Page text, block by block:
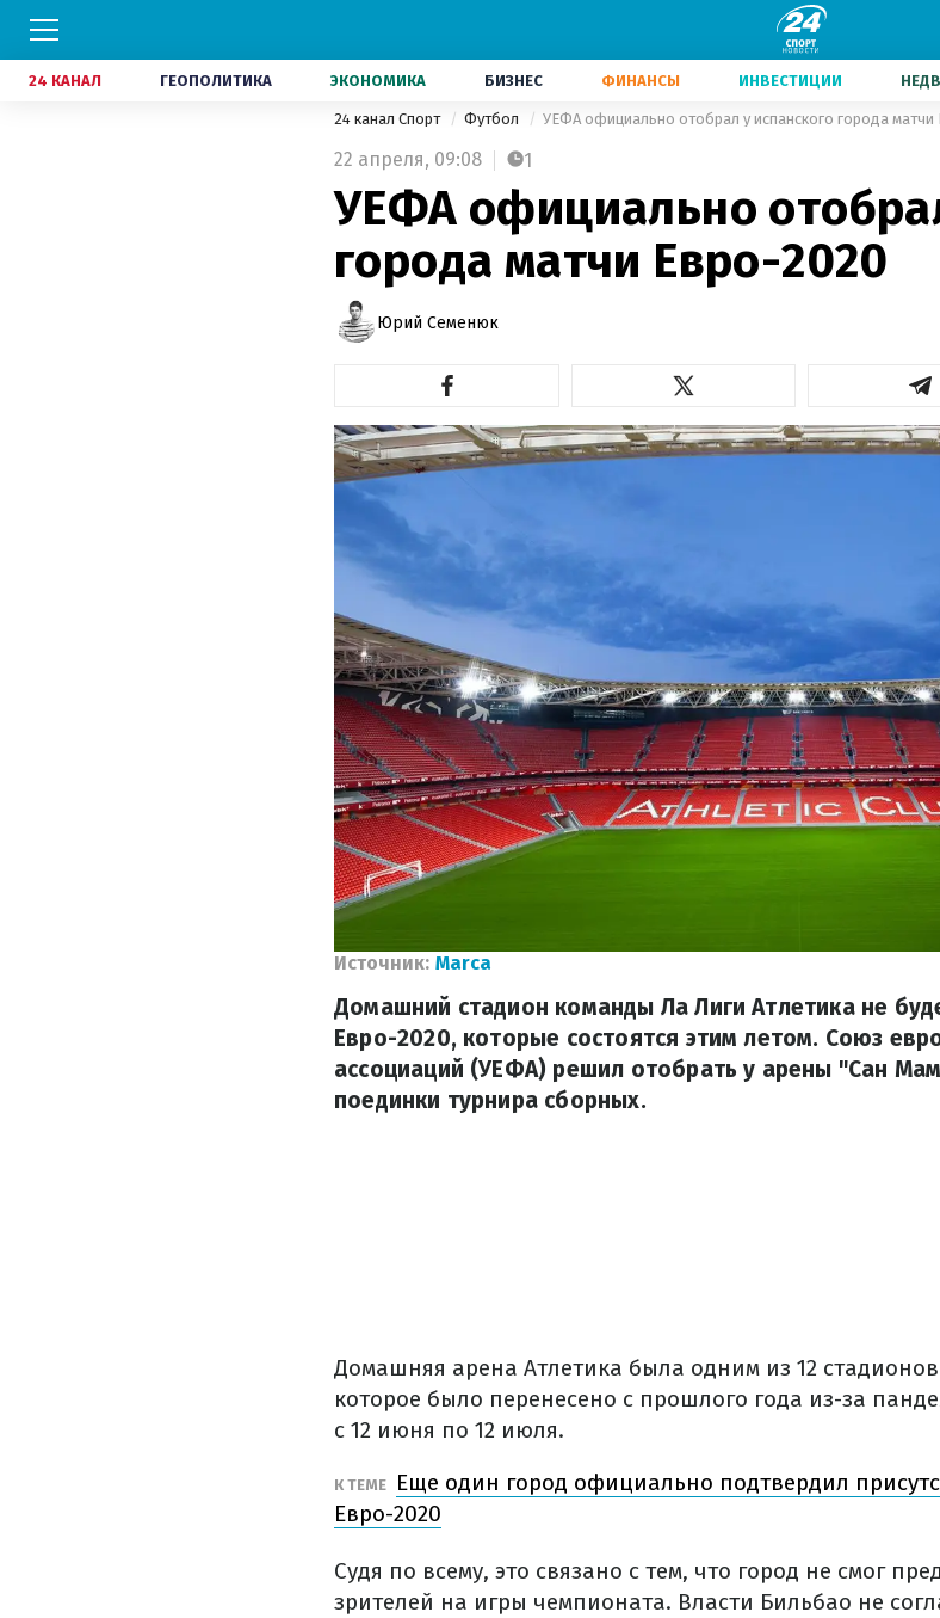
24 КАНАЛ ГЕОПОЛИТИКА ЭКОНОМИКА БИЗНЕС ФИНАНСЫ ИНВЕСТИЦИИ
24 канал Спорт Футбол УЕФА официально отобрал у испанского города
22 апреля, 09:08 1
УЕФА официально
города матчи Евро-2020
Юрий Семенюк
Источник: Marca
Домашний стадион команды Ла Лиги Атлетика не
Евро-2020, которые состоятся этим летом. Союз
ассоциаций (УЕФА) решил отобрать у арены "Сан
поединки турнира сборных.
Домашняя арена Атлетика была одним из 12
которое было перенесено с прошлого года из-за
с 12 июня по 12 июля.
К ТЕМЕ
Еще один город официально подтвердил
Евро-2020
Судя по всему, это связано с тем, что город не смог
зрителей на игры чемпионата. Власти Бильбао не